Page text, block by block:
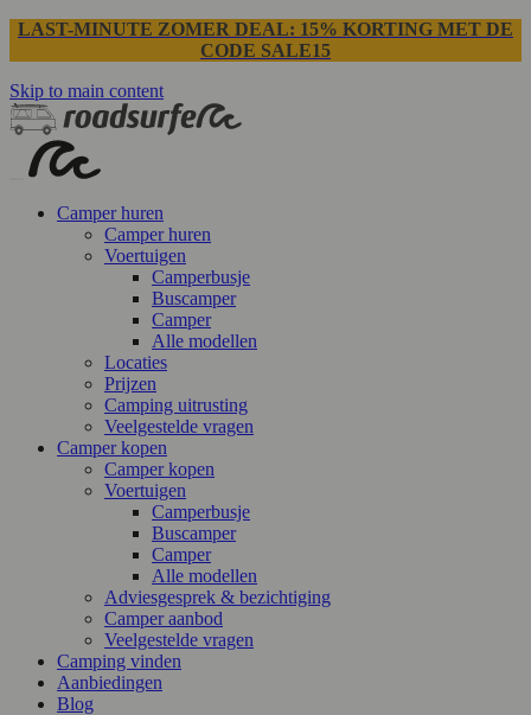
LAST-MINUTE ZOMER DEAL: 15% KORTING MET DE
CODE SALE15
Skip to main content
Camper huren
Camper huren
Voertuigen
Camperbusje
Buscamper
Camper
Alle modellen
Locaties
Prijzen
Camping uitrusting
Veelgestelde vragen
Camper kopen
Camper kopen
Voertuigen
Camperbusje
Buscamper
Camper
Alle modellen
Adviesgesprek & bezichtiging
Camper aanbod
Veelgestelde vragen
Camping vinden
Aanbiedingen
Blog